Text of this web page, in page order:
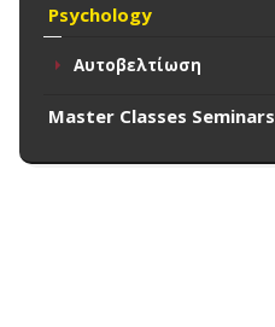
Psychology
Αυτοβελτίωση
Master Classes Seminars